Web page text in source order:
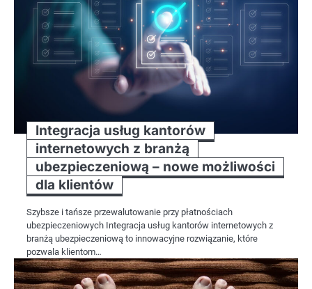
Integracja usług kantorów
internetowych z branżą
ubezpieczeniową – nowe możliwości
dla klientów
Szybsze i tańsze przewalutowanie przy płatnościach
ubezpieczeniowych Integracja usług kantorów internetowych z
branżą ubezpieczeniową to innowacyjne rozwiązanie, które
pozwala klientom…